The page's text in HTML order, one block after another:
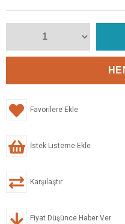
Favorilere Ekle
İstek Listeme Ekle
Karşılaştır
Fiyat Düşünce Haber Ver